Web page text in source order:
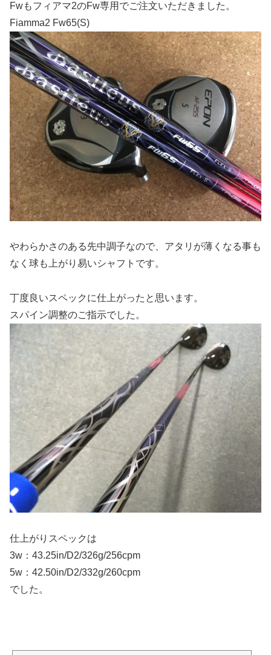
Fwもフィアマ2のFw専用でご注文いただきました。
Fiamma2 Fw65(S)
やわらかさのある先中調子なので、アタリが薄くなる事も
なく球も上がり易いシャフトです。
丁度良いスペックに仕上がったと思います。
スパイン調整のご指示でした。
仕上がりスペックは
3w：43.25in/D2/326g/256cpm
5w：42.50in/D2/332g/260cpm
でした。